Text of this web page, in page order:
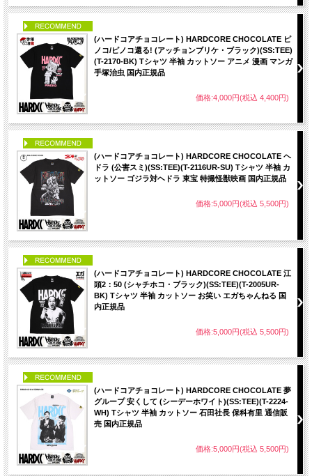
(ハードコアチョコレート) HARDCORE CHOCOLATE ピ
ノコ/ピノコ還る! (アッチョンブリケ・ブラック)(SS:TEE)
(T-2170-BK) Tシャツ 半袖 カットソー アニメ 漫画 マンガ
手塚治虫 国内正規品
価格:4,000円(税込 4,400円)
(ハードコアチョコレート) HARDCORE CHOCOLATE ヘ
ドラ (公害スミ)(SS:TEE)(T-2116UR-SU) Tシャツ 半袖 カ
ットソー ゴジラ対ヘドラ 東宝 特撮怪獣映画 国内正規品
価格:5,000円(税込 5,500円)
(ハードコアチョコレート) HARDCORE CHOCOLATE 江
頭2：50 (シャチホコ・ブラック)(SS:TEE)(T-2005UR-
BK) Tシャツ 半袖 カットソー お笑い エガちゃんねる 国
内正規品
価格:5,000円(税込 5,500円)
(ハードコアチョコレート) HARDCORE CHOCOLATE 夢
グループ 安くして (シーデーホワイト)(SS:TEE)(T-2224-
WH) Tシャツ 半袖 カットソー 石田社長 保科有里 通信販
売 国内正規品
価格:5,000円(税込 5,500円)